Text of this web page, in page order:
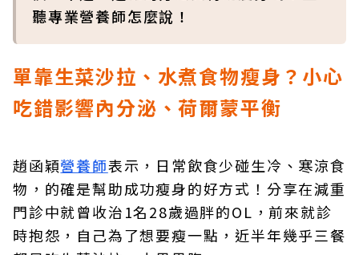
聽專業營養師怎麼說！
單靠生菜沙拉、水煮食物瘦身？小心
吃錯影響內分泌、荷爾蒙平衡
趙函穎營養師表示，日常飲食少碰生冷、寒涼食
物，的確是幫助成功瘦身的好方式！分享在減重
門診中就曾收治1名28歲過胖的OL，前來就診
時抱怨，自己為了想要瘦一點，近半年幾乎三餐